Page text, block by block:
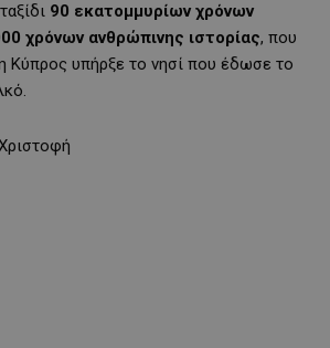
90 εκατομμυρίων χρόνων
χρόνων ανθρώπινης ιστορίας, που
η Κύπρος υπήρξε το νησί που έδωσε το